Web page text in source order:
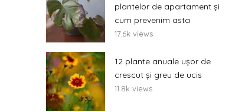
plantelor de apartament și
cum prevenim asta
17.6k views
12 plante anuale ușor de
crescut și greu de ucis
11.8k views